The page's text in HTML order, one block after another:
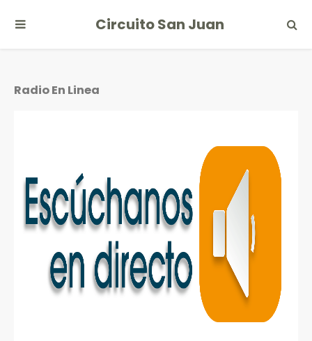
Circuito San Juan
Radio En Linea